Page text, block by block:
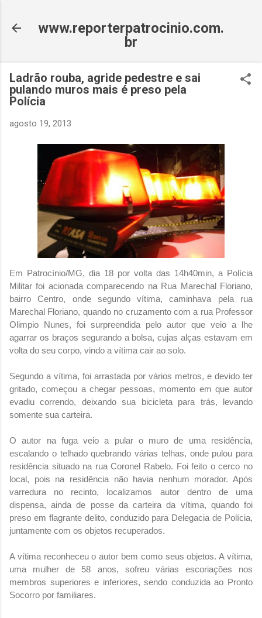
www.reporterpatrocinio.com.
br
Ladrão rouba, agride pedestre e sai
pulando muros mais é preso pela
Polícia
agosto 19, 2013
Em Patrocínio/MG, dia 18 por volta das 14h40min, a Polícia
Militar foi acionada comparecendo na Rua Marechal Floriano,
bairro Centro, onde segundo vítima, caminhava pela rua
Marechal Floriano, quando no cruzamento com a rua Professor
Olimpio Nunes, foi surpreendida pelo autor que veio a lhe
agarrar os braços segurando a bolsa, cujas alças estavam em
volta do seu corpo, vindo a vítima cair ao solo.
Segundo a vítima, foi arrastada por vários metros, e devido ter
gritado, começou a chegar pessoas, momento em que autor
evadiu correndo, deixando sua bicicleta para trás, levando
somente sua carteira.
O autor na fuga veio a pular o muro de uma residência,
escalando o telhado quebrando várias telhas, onde pulou para
residência situado na rua Coronel Rabelo. Foi feito o cerco no
local, pois na residência não havia nenhum morador. Após
varredura no recinto, localizamos autor dentro de uma
dispensa, ainda de posse da carteira da vítima, quando foi
preso em flagrante delito, conduzido para Delegacia de Polícia,
juntamente com os objetos recuperados.
A vítima reconheceu o autor bem como seus objetos. A vítima,
uma mulher de 58 anos, sofreu várias escoriações nos
membros superiores e inferiores, sendo conduzida ao Pronto
Socorro por familiares.